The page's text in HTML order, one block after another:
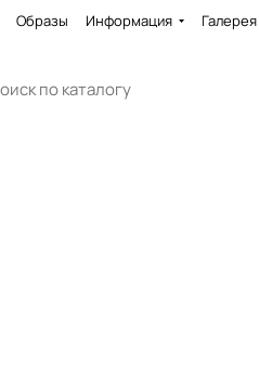
Образы Информация Галерея